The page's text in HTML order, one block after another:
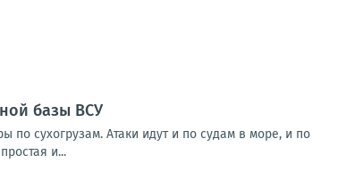
базы ВСУ
сухогрузам. Атаки идут и по судам в море, и по
и...